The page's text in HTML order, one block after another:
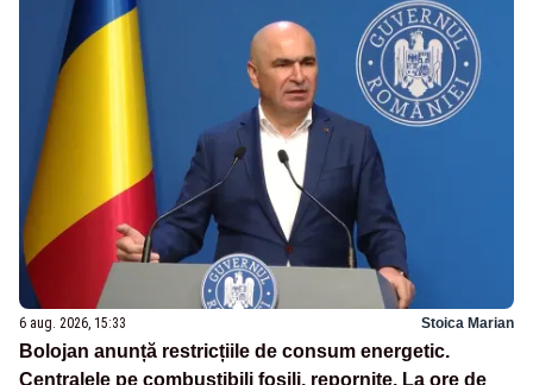
6 aug. 2026, 15:33 Stoica Marian
Bolojan anunță restricțiile de consum energetic.
Centralele pe combustibili fosili, repornite. La ore de